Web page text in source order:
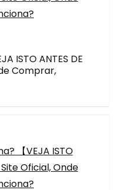
ISTO ANTES DE
Comprar,